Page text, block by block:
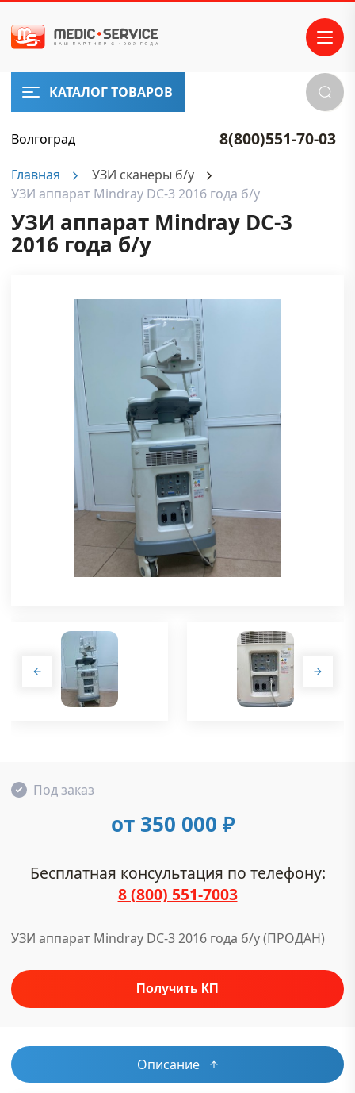
КАТАЛОГ ТОВАРОВ
Волгоград 8(800)551-70-03
Главная
УЗИ сканеры б/у
УЗИ аппарат Mindray DC-3 2016 года б/у
УЗИ аппарат Mindray DC-3
2016 года б/у
Под заказ
от 350 000 ₽
Бесплатная консультация по телефону:
8 (800) 551-7003
УЗИ аппарат Mindray DC-3 2016 года б/у (ПРОДАН)
Описание